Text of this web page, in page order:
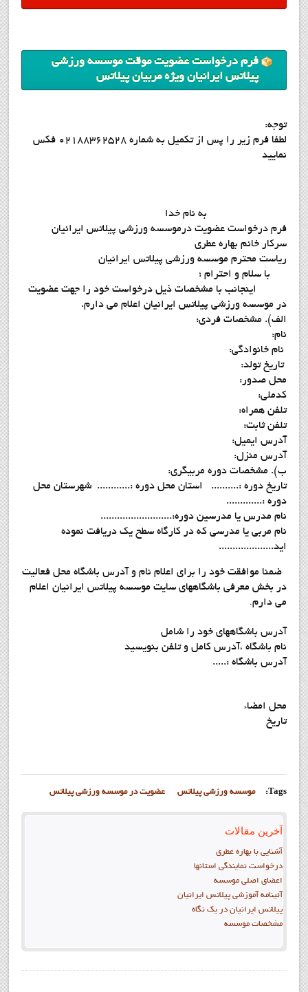
فرم درخواست عضويت موقت موسسه ورزشي
پيلاتس ايرانيان ويژه مربيان پيلاتس
توجه:
لطفا فرم زير را پس از تکميل به شماره 02188362528 فکس
نماييد
به نام خدا
فرم درخواست عضويت درموسسه ورزشي پيلاتس ايرانيان
سرکار خانم بهاره عطري
رياست محترم موسسه ورزشي پيلاتس ايرانيان
با سلام و احترام ؛
اينجانب با مشخصات ذيل درخواست خود را جهت عضويت
در موسسه ورزشي پيلاتس ايرانيان اعلام مي دارم.
الف). مشخصات فردی:
نام:
نام خانوادگي:
تاريخ تولد:
محل صدور:
کدملي:
تلفن همراه:
تلفن ثابت:
آدرس ایمیل:
آدرس منزل:
ب). مشخصات دوره مربيگري:
تاريخ دوره :.......... استان محل دوره :............ شهرستان محل
دوره :.............
نام مدرس يا مدرسين دوره:..........................
نام مربي يا مدرسي که در کارگاه سطح يک دريافت نموده
ايد....................
ضمنا موافقت خود را براي اعلام نام و آدرس باشگاه محل فعاليت
در بخش معرفي باشگاههاي سايت موسسه پيلاتس ايرانيان اعلام
مي دارم.
آدرس باشگاههاي خود را شامل
نام باشگاه ،آدرس کامل و تلفن بنويسيد
آدرس باشگاه :.....
محل امضاء
تاریخ
Tags: موسسه ورزشي پيلاتس عضويت در موسسه ورزشي پيلاتس
آخرین مقالات
آشنايي با بهاره عطري
درخواست نمايندگي استانها
اعضاي اصلي موسسه
آئينامه آموزشي پيلاتس ايرانيان
پيلاتس ايرانيان در يک نگاه
مشخصات موسسه